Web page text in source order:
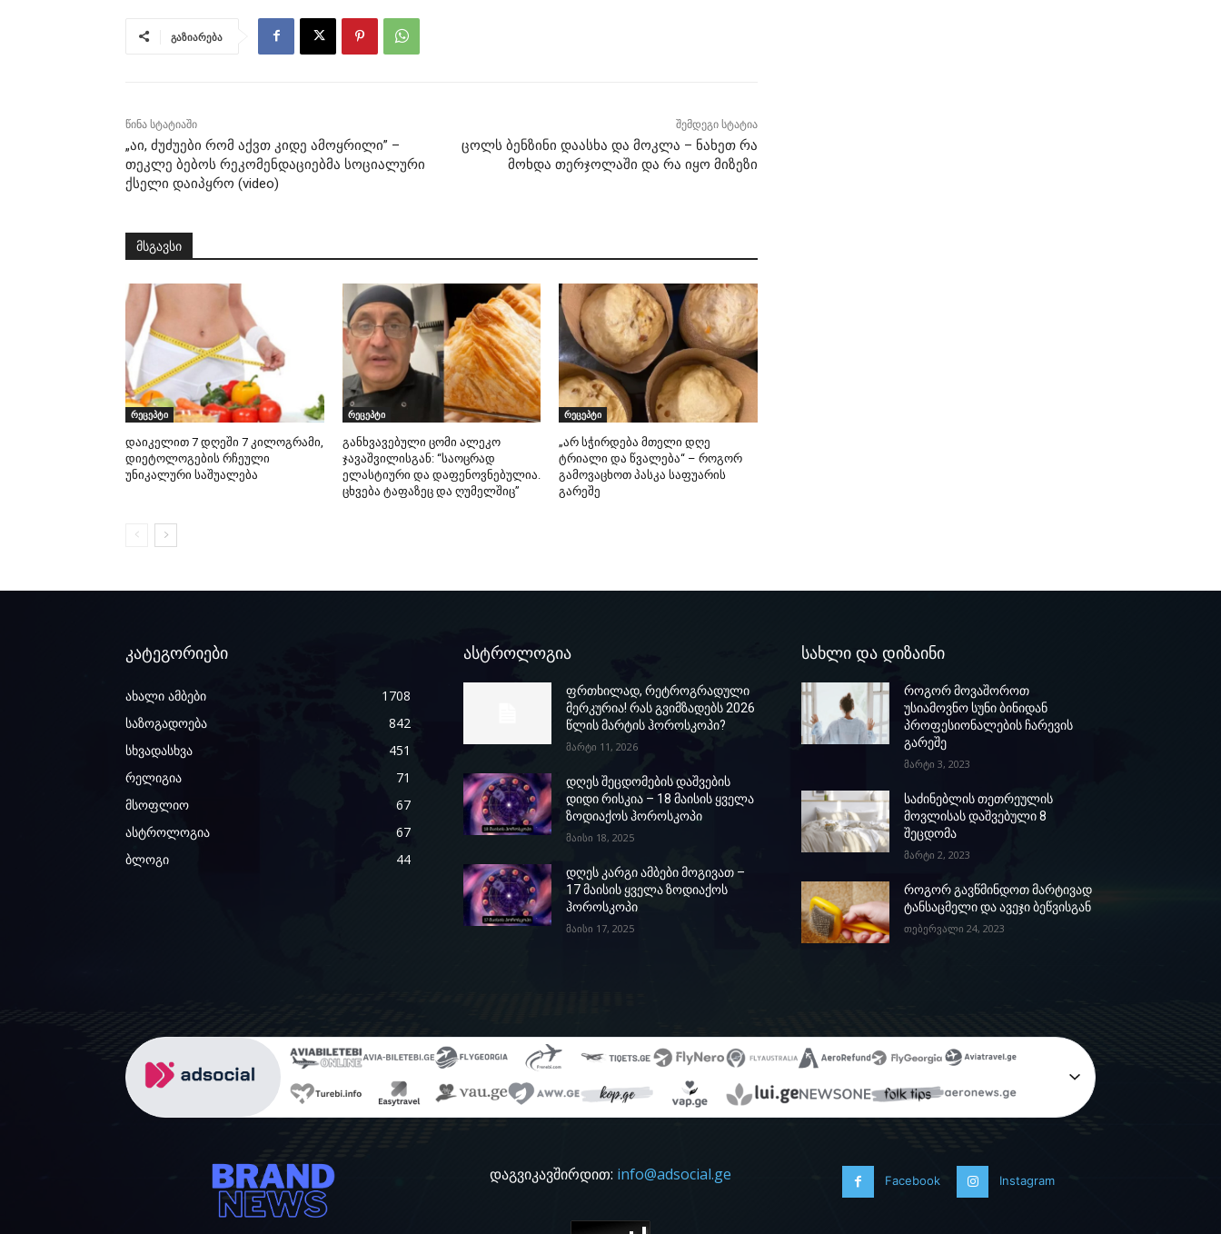
გაზიარება
წინა სტატიაში
„აი, ძუძუები რომ აქვთ კიდე ამოყრილი” –
თეკლე ბებოს რეკომენდაციებმა სოციალური
ქსელი დაიპყრო (video)
შემდეგი სტატია
ცოლს ბენზინი დაასხა და მოკლა – ნახეთ რა
მოხდა თერჯოლაში და რა იყო მიზეზი
მსგავსი
რეცეპტი
დაიკელით 7 დღეში 7 კილოგრამი,
დიეტოლოგების რჩეული
უნიკალური საშუალება
რეცეპტი
განხვავებული ცომი ალეკო
ჯავაშვილისგან: “საოცრად
ელასტიური და დაფენოვნებულია.
ცხვება ტაფაზეც და ღუმელშიც”
რეცეპტი
„არ სჭირდება მთელი დღე
ტრიალი და წვალება“ – როგორ
გამოვაცხოთ პასკა საფუარის
გარეშე
კატეგორიები
ახალი ამბები
1708
საზოგადოება
842
სხვადასხვა
451
რელიგია
71
მსოფლიო
67
ასტროლოგია
67
ბლოგი
44
ასტროლოგია
ფრთხილად, რეტროგრადული
მერკურია! რას გვიმზადებს 2026
წლის მარტის ჰოროსკოპი?
მარტი 11, 2026
დღეს შეცდომების დაშვების
დიდი რისკია – 18 მაისის ყველა
ზოდიაქოს ჰოროსკოპი
მაისი 18, 2025
დღეს კარგი ამბები მოგივათ –
17 მაისის ყველა ზოდიაქოს
ჰოროსკოპი
მაისი 17, 2025
სახლი და დიზაინი
როგორ მოვაშოროთ
უსიამოვნო სუნი ბინიდან
პროფესიონალების ჩარევის
გარეშე
მარტი 3, 2023
საძინებლის თეთრეულის
მოვლისას დაშვებული 8
შეცდომა
მარტი 2, 2023
როგორ გავწმინდოთ მარტივად
ტანსაცმელი და ავეჯი ბეწვისგან
თებერვალი 24, 2023
დაგვიკავშირდით: info@adsocial.ge Facebook Instagram